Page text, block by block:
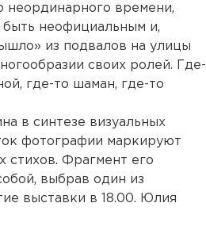
неординарного времени,
быть неофициальным и,
из подвалов на улицы
своих ролей. Где-
где-то шаман, где-то
в синтезе визуальных
фотографии маркируют
стихов. Фрагмент его
выбрав один из
выставки в 18.00. Юлия